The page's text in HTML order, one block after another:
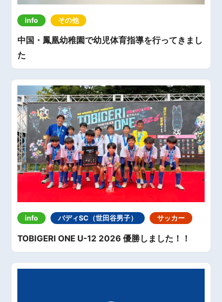
info その他
中国・鳳凰幼稚園で幼児体育指導を行ってきまし
た
info バディSC（世田谷男子） サッカー
TOBIGERI ONE U-12 2026 優勝しました！！